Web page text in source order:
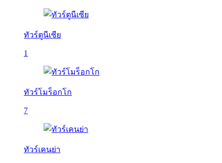
ทัวร์ตูนีเซีย
1
ทัวร์โมร็อกโก
7
ทัวร์เคนย่า